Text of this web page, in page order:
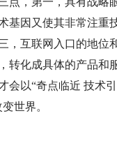
基因又使其非常注重
，互联网入口的地位
转化成具体的产品和
会以“奇点临近 技术
世界。